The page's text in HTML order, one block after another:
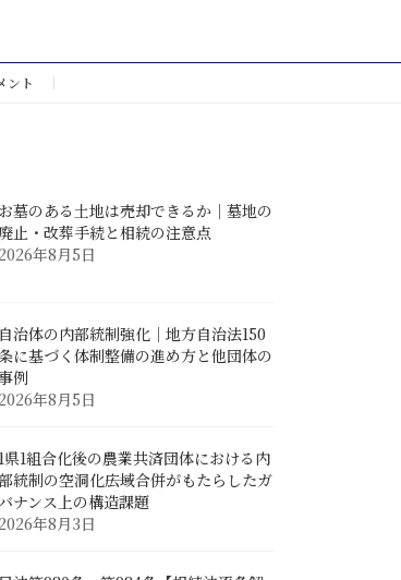
ント
お墓のある土地は売却できるか｜墓地の
廃止・改葬手続と相続の注意点
2026年8月5日
自治体の内部統制強化｜地方自治法150
に基づく体制整備の進め方と他団体の
例
2026年8月5日
1県1組合化後の農業共済団体における内
統制の空洞化――広域合併がもたらしたガ
ナンス上の構造課題
2026年8月3日